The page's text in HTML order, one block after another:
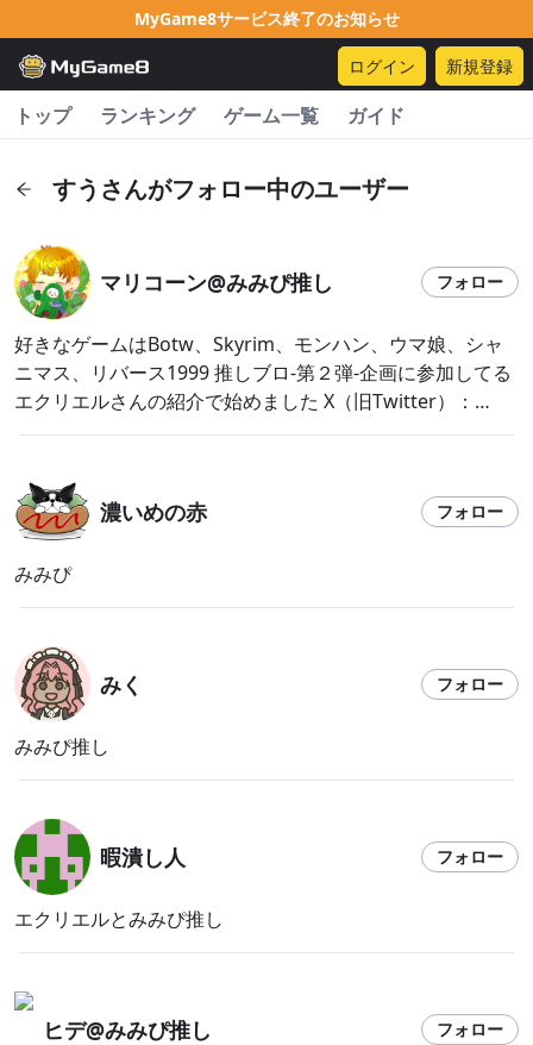
MyGame8サービス終了のお知らせ
ログイン 新規登録
トップ ランキング ゲーム一覧 ガイド
すうさんがフォロー中のユーザー
マリコーン@みみぴ推し フォロー
好きなゲームはBotw、Skyrim、モンハン、ウマ娘、シャ
ニマス、リバース1999 推しブロ-第２弾-企画に参加してる
エクリエルさんの紹介で始めました X（旧Twitter）：
@kanoseinokemono YouTube：
濃いめの赤 フォロー
みみぴ
みく フォロー
みみぴ推し
暇潰し人 フォロー
エクリエルとみみぴ推し
ヒデ@みみぴ推し フォロー